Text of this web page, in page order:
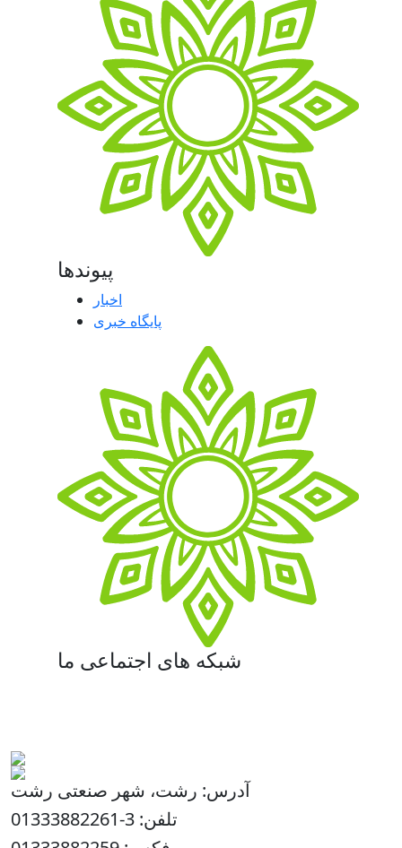
پیوندها
اخبار
پایگاه خبری
شبکه های اجتماعی ما
آدرس: رشت، شهر صنعتی رشت
تلفن: 3-01333882261